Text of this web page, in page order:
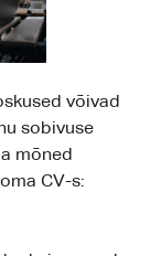
võivad
sobivuse
mõned
CV-s: